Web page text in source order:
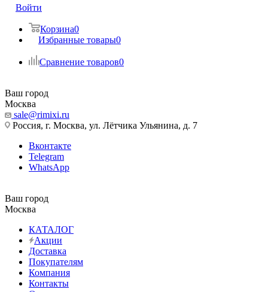
Войти
Корзина0
Избранные товары0
Сравнение товаров0
Ваш город
Москва
sale@rimixi.ru
Россия, г. Москва, ул. Лётчика Ульянина, д. 7
Вконтакте
Telegram
WhatsApp
Ваш город
Москва
КАТАЛОГ
Акции
Доставка
Покупателям
Компания
Контакты